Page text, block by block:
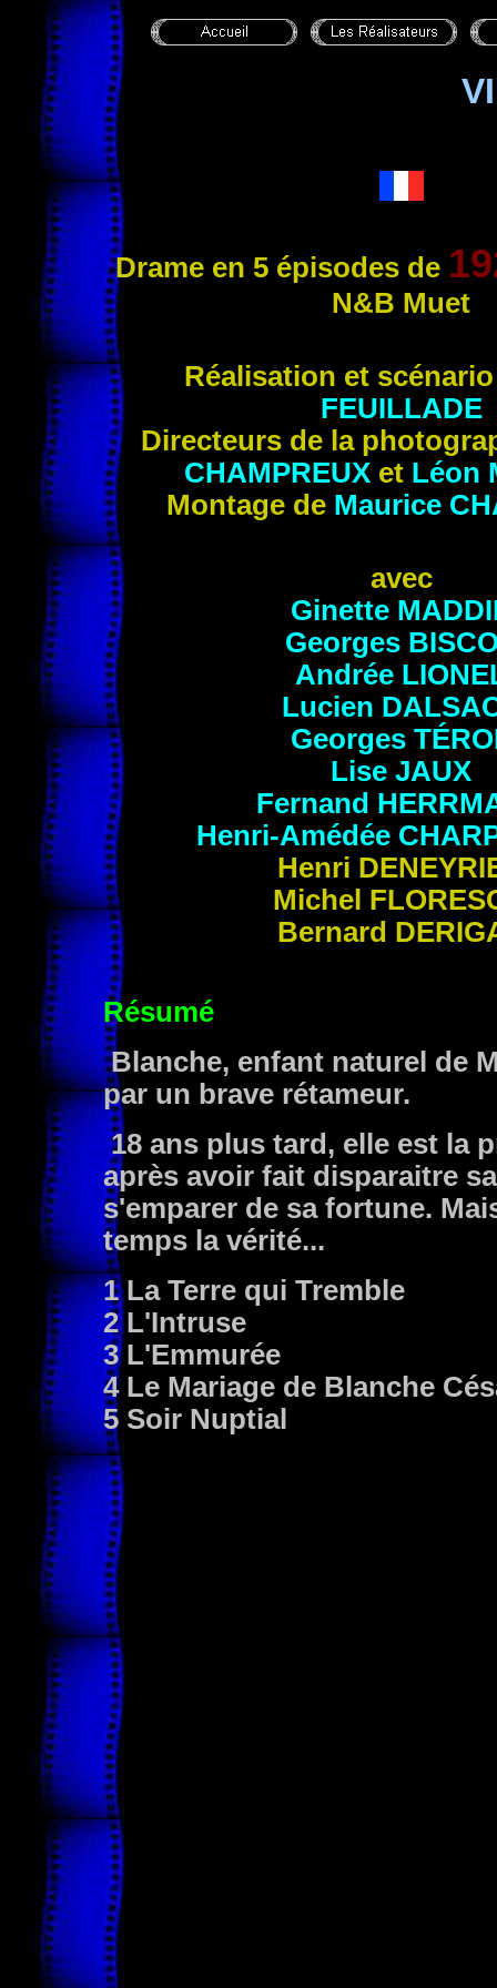
Drame en 5 épisodes de
N&B Muet
Réalisation et scé
FEUILLADE
Directeurs de la
CHAMPREUX et Léon
Montage de Maurice
avec
Ginette
Georges
Andrée
Lucien
Georges
Lise JAUX
Fernand
Henri-Amédée
Henri
Michel
Bernard
Résumé
Blanche, enfant naturel de
par un brave rétameur.
18 ans plus tard, elle est la
après avoir fait disparaitre
s'emparer de sa fortune.
temps la vérité...
1 La Terre qui Tremble
2 L'Intruse
3 L'Emmurée
4 Le Mariage de Blanche
5 Soir Nuptial